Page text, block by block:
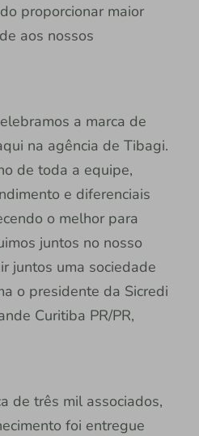
proporcionar maior
aos nossos
a marca de
na agência de Tibagi.
de toda a equipe,
e diferenciais
o melhor para
juntos no nosso
juntos uma sociedade
o presidente da Sicredi
Curitiba PR/PR,
de três mil associados,
foi entregue